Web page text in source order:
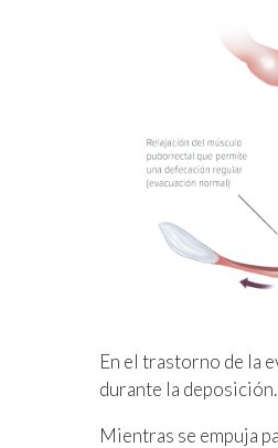
En el trastorno de la
durante la deposición.
Mientras se empuja